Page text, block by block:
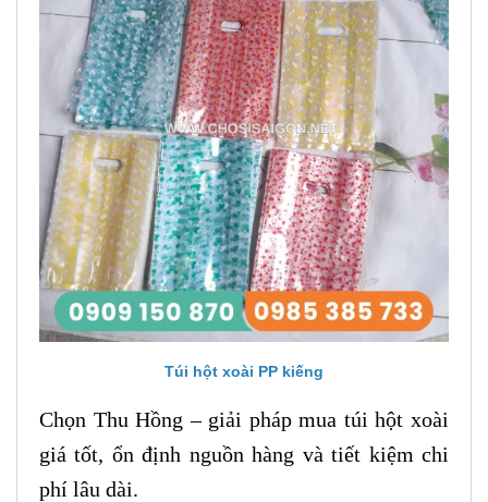
Túi hột xoài PP kiếng
Chọn Thu Hồng – giải pháp mua túi hột xoài
giá tốt, ổn định nguồn hàng và tiết kiệm chi
phí lâu dài.